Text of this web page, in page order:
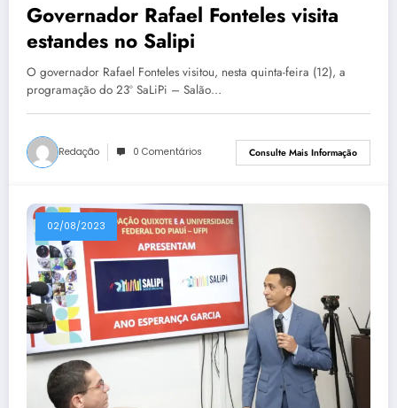
Governador Rafael Fonteles visita
estandes no Salipi
O governador Rafael Fonteles visitou, nesta quinta-feira (12), a
programação do 23º SaLiPi – Salão…
Redação 0 Comentários Consulte Mais Informação
02/08/2023